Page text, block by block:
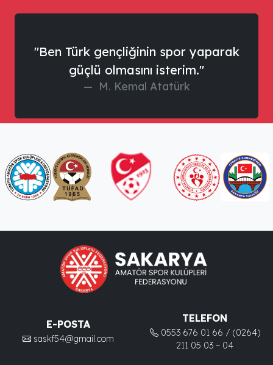
"Ben Türk gençliğinin spor yaparak
güçlü olmasını isterim."
M. Kemal Atatürk
E-POSTA
saskf54@gmail.com
TELEFON
0553 676 01 66 / (0264)
211 05 03 – 04